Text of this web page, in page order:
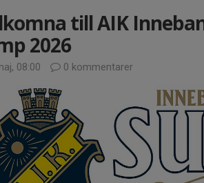
till AIK
2026
08:00 0 kommentarer